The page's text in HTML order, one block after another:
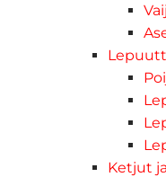
Ketjut